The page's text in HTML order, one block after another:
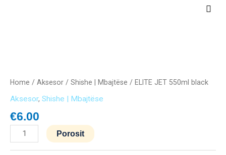
Main
Home / Aksesor / Shishe | Mbajtëse / ELITE JET 550ml black
Aksesor, Shishe | Mbajtëse
€6.00
550ml
quantity
Porosit